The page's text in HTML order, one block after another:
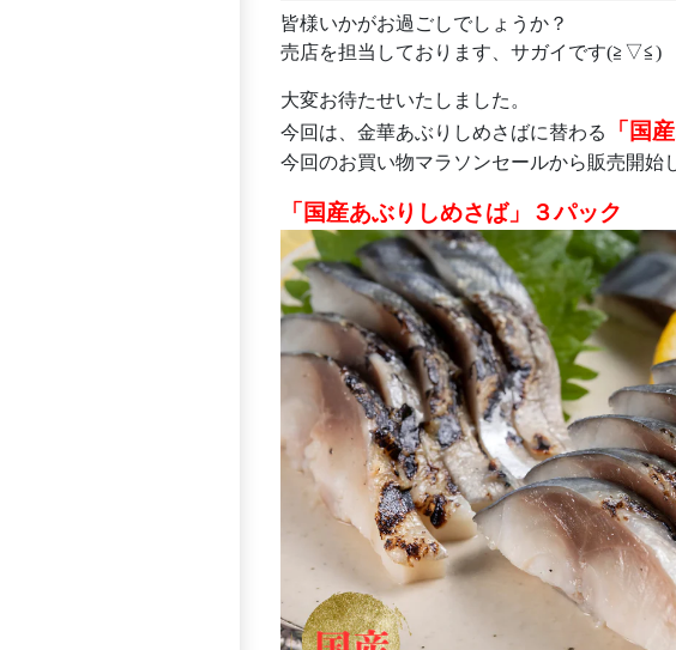
皆様いかがお過ごしでしょうか？
売店を担当しております、サガイです(≧▽≦)
大変お待たせいたしました。
今回は、金華あぶりしめさばに替わる
「国
今回のお買い物マラソンセールから販売開始
「国産あぶりしめさば」３パック